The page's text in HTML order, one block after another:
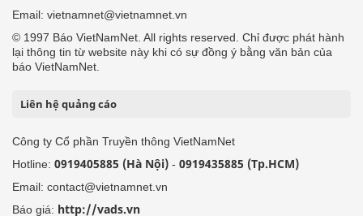
Email: vietnamnet@vietnamnet.vn
© 1997 Báo VietNamNet. All rights reserved. Chỉ được phát hành
lại thông tin từ website này khi có sự đồng ý bằng văn bản của
báo VietNamNet.
Liên hệ quảng cáo
Công ty Cổ phần Truyền thông VietNamNet
Hotline: 0919405885 (Hà Nội) - 0919435885 (Tp.HCM)
Email: contact@vietnamnet.vn
Báo giá: http://vads.vn